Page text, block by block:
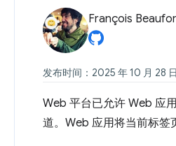
François
发布时间：2025 年 10 月 28
Web 平台已允许 Web 应
道。Web 应用将当前标签